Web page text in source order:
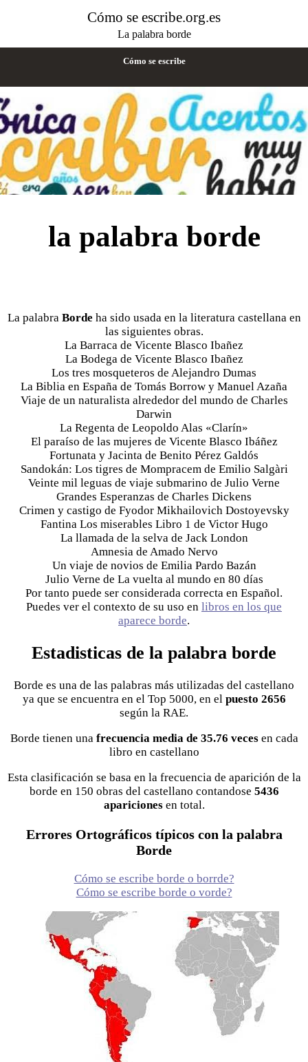
Cómo se escribe.org.es
La palabra borde
Cómo se escribe
la palabra borde
La palabra Borde ha sido usada en la literatura castellana en
las siguientes obras.
La Barraca de Vicente Blasco Ibañez
La Bodega de Vicente Blasco Ibañez
Los tres mosqueteros de Alejandro Dumas
La Biblia en España de Tomás Borrow y Manuel Azaña
Viaje de un naturalista alrededor del mundo de Charles
Darwin
La Regenta de Leopoldo Alas «Clarín»
El paraíso de las mujeres de Vicente Blasco Ibáñez
Fortunata y Jacinta de Benito Pérez Galdós
Sandokán: Los tigres de Mompracem de Emilio Salgàri
Veinte mil leguas de viaje submarino de Julio Verne
Grandes Esperanzas de Charles Dickens
Crimen y castigo de Fyodor Mikhailovich Dostoyevsky
Fantina Los miserables Libro 1 de Victor Hugo
La llamada de la selva de Jack London
Amnesia de Amado Nervo
Un viaje de novios de Emilia Pardo Bazán
Julio Verne de La vuelta al mundo en 80 días
Por tanto puede ser considerada correcta en Español.
Puedes ver el contexto de su uso en libros en los que
aparece borde.
Estadisticas de la palabra borde
Borde es una de las palabras más utilizadas del castellano
ya que se encuentra en el Top 5000, en el puesto 2656
según la RAE.
Borde tienen una frecuencia media de 35.76 vecesen cada
libro en castellano
Esta clasificación se basa en la frecuencia de aparición de la
borde en 150 obras del castellano contandose 5436
apariciones en total.
Errores Ortográficos típicos con la palabra
Borde
Cómo se escribe borde o borrde?
Cómo se escribe borde o vorde?